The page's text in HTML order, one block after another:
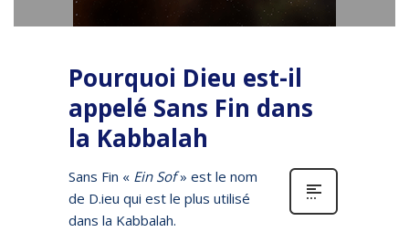
Pourquoi Dieu est-il
appelé Sans Fin dans
la Kabbalah
Sans Fin « Ein Sof» est le nom
de D.ieu qui est le plus utilisé
dans la Kabbalah.